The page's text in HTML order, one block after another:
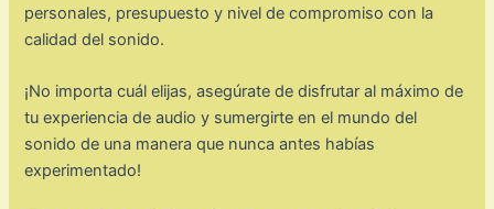
personales, presupuesto y nivel de compromiso con la
calidad del sonido.
¡No importa cuál elijas, asegúrate de disfrutar al máximo de
tu experiencia de audio y sumergirte en el mundo del
sonido de una manera que nunca antes habías
experimentado!